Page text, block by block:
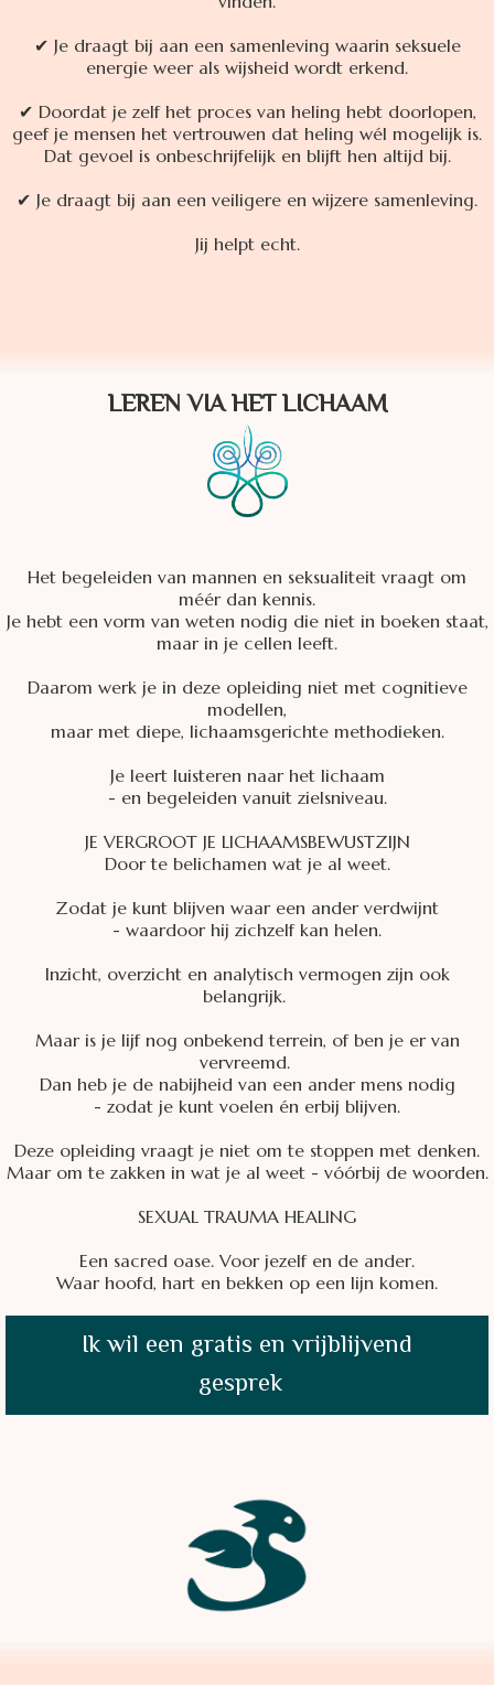
✔ Je draagt bij aan een samenleving waarin seksuele
energie weer als wijsheid wordt erkend.
✔ Doordat je zelf het proces van heling hebt doorlopen,
geef je mensen het vertrouwen dat heling wél mogelijk is.
Dat gevoel is onbeschrijfelijk en blijft hen altijd bij.
✔ Je draagt bij aan een veiligere en wijzere samenleving.
Jij helpt echt.
LEREN VIA HET LICHAAM
Het begeleiden van mannen en seksualiteit vraagt om
méér dan kennis.
Je hebt een vorm van weten nodig die niet in boeken staat,
maar in je cellen leeft.
Daarom werk je in deze opleiding niet met cognitieve
modellen,
maar met diepe, lichaamsgerichte methodieken.
Je leert luisteren naar het lichaam
- en begeleiden vanuit zielsniveau.
JE VERGROOT JE LICHAAMSBEWUSTZIJN
Door te belichamen wat je al weet.
Zodat je kunt blijven waar een ander verdwijnt
- waardoor hij zichzelf kan helen.
Inzicht, overzicht en analytisch vermogen zijn ook
belangrijk.
Maar is je lijf nog onbekend terrein, of ben je er van
vervreemd.
Dan heb je de nabijheid van een ander mens nodig
- zodat je kunt voelen én erbij blijven.
Deze opleiding vraagt je niet om te stoppen met denken.
Maar om te zakken in wat je al weet - vóórbij de woorden.
SEXUAL TRAUMA HEALING
Een sacred oase. Voor jezelf en de ander.
Waar hoofd, hart en bekken op een lijn komen.
Ik wil een gratis en vrijblijvend
gesprek